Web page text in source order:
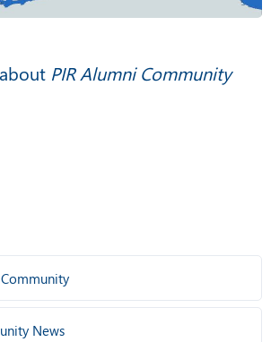
News
PIR Alumni Community